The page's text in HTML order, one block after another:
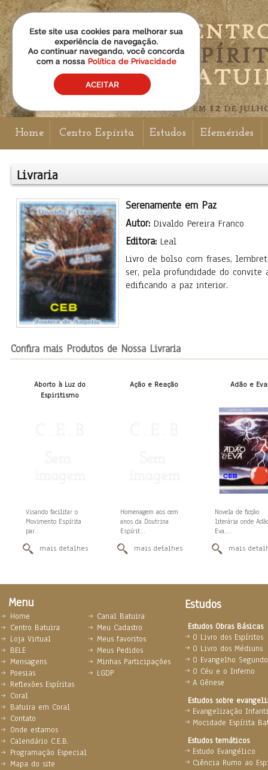
Home Centro Espírita Estudos Efemérides
Livraria
Serenamente em Paz
Autor: Divaldo Pereira Franco
Editora: Leal
Livro de bolso com frases,
ser, pela profundidade do
edificando a paz interior.
Confira mais Produtos de Nossa Livraria
Aborto à Luz do
Espiritismo
Visando facilitar o
Movimento Espírita
par...
mais detalhes
Ação e Reação
Homenagem aos cem
anos da Doutrina
Espírit...
mais detalhes
Adão e Eva
Novela de ficção
literária onde
Eva,...
mais
Menu Estudos
Estudos Obras Básicas
O Livro dos Espíritos
O Livro dos Médiuns
O Evangelho
O Céu e o Inferno
A Gênese
Estudos sobre
Evangelização
Mocidade Espírita
Estudos temáticos
Estudo Evangélico
Ciência Rumo ao
Home
Centro Batuira
Loja Virtual
BELE
Mensagens
Poesias
Reflexões Espíritas
Coral
Batuira em Coral
Contato
Onde estamos
Calendário C.E.B.
Programação Especial
Mapa do site
Canal Batuira
Meu Cadastro
Meus favoritos
Meus Pedidos
Minhas Participações
LGDP